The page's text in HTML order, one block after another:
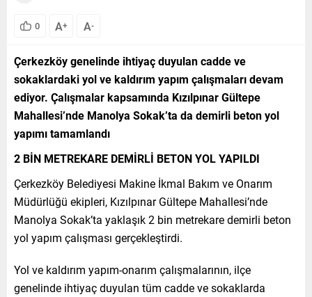
0 A+ A-
Çerkezköy genelinde ihtiyaç duyulan cadde ve
sokaklardaki yol ve kaldırım yapım çalışmaları devam
ediyor. Çalışmalar kapsamında Kızılpınar Gültepe
Mahallesi’nde Manolya Sokak’ta da demirli beton yol
yapımı tamamlandı
2 BİN METREKARE DEMİRLİ BETON YOL YAPILDI
Çerkezköy Belediyesi Makine İkmal Bakım ve Onarım
Müdürlüğü ekipleri, Kızılpınar Gültepe Mahallesi’nde
Manolya Sokak’ta yaklaşık 2 bin metrekare demirli beton
yol yapım çalışması gerçekleştirdi.
Yol ve kaldırım yapım-onarım çalışmalarının, ilçe
genelinde ihtiyaç duyulan tüm cadde ve sokaklarda